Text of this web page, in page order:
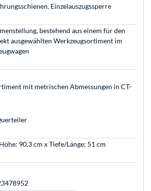
Einzelauszugssperre
bestehend aus einem für den
ausgewählten Werkzeugsortiment im
mit metrischen Abmessungen in CT-
90,3 cm x Tiefe/Länge: 51 cm